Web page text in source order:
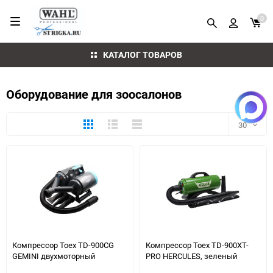
КАТАЛОГ ТОВАРОВ
0
Оборудование для зоосалонов
ПлиткаПодробноКомпактно 30
Компрессор Toex TD-900CG
GEMINI двухмоторный
Компрессор Toex TD-900XT-
PRO HERCULES, зеленый